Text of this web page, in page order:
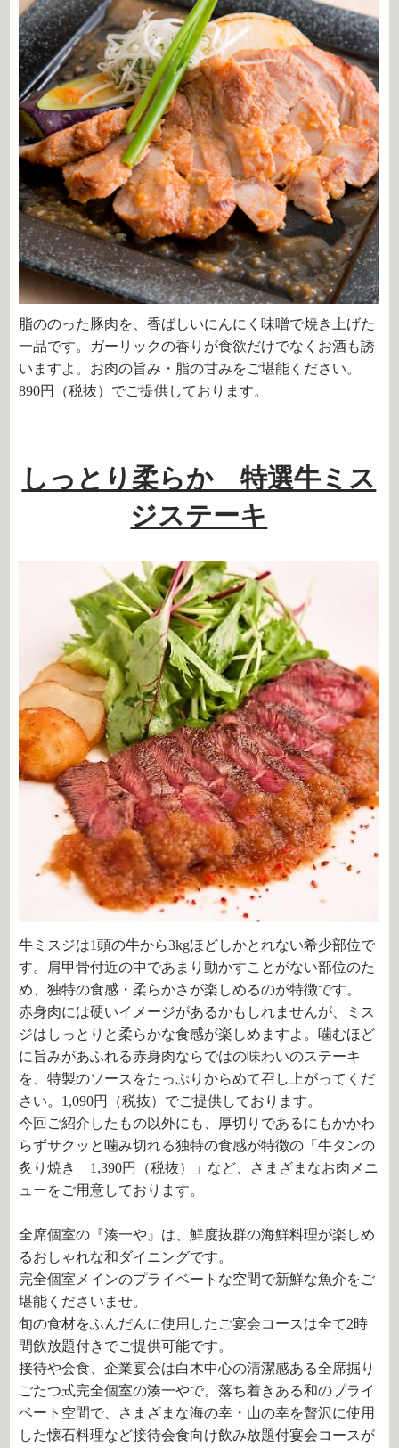
脂ののった豚肉を、香ばしいにんにく味噌で焼き上げた
一品です。ガーリックの香りが食欲だけでなくお酒も誘
いますよ。お肉の旨み・脂の甘みをご堪能ください。
890円（税抜）でご提供しております。
しっとり柔らか 特選牛ミス
ジステーキ
牛ミスジは1頭の牛から3kgほどしかとれない希少部位で
す。肩甲骨付近の中であまり動かすことがない部位のた
め、独特の食感・柔らかさが楽しめるのが特徴です。
赤身肉には硬いイメージがあるかもしれませんが、ミス
ジはしっとりと柔らかな食感が楽しめますよ。噛むほど
に旨みがあふれる赤身肉ならではの味わいのステーキ
を、特製のソースをたっぷりからめて召し上がってくだ
さい。1,090円（税抜）でご提供しております。
今回ご紹介したもの以外にも、厚切りであるにもかかわ
らずサクッと噛み切れる独特の食感が特徴の「牛タンの
炙り焼き 1,390円（税抜）」など、さまざまなお肉メニ
ューをご用意しております。
全席個室の『湊一や』は、鮮度抜群の海鮮料理が楽しめ
るおしゃれな和ダイニングです。
完全個室メインのプライベートな空間で新鮮な魚介をご
堪能くださいませ。
旬の食材をふんだんに使用したご宴会コースは全て2時
間飲放題付きでご提供可能です。
接待や会食、企業宴会は白木中心の清潔感ある全席掘り
ごたつ式完全個室の湊一やで。落ち着きある和のプライ
ベート空間で、さまざまな海の幸・山の幸を贅沢に使用
した懐石料理など接待会食向け飲み放題付宴会コースが